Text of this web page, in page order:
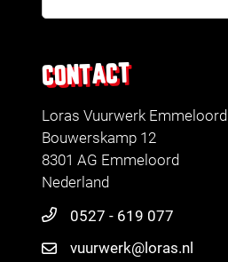
CONTACT
Loras Vuurwerk Emmeloord
Bouwerskamp 12
8301 AG Emmeloord
Nederland
0527 - 619 077
vuurwerk@loras.nl